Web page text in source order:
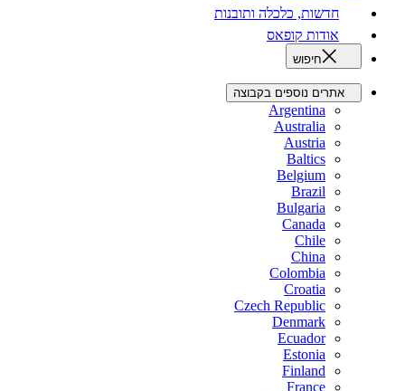
חדשות, כלכלה ותובנות
אודות קופאס
חיפוש
אתרים נוספים בקבוצה
Argentina
Australia
Austria
Baltics
Belgium
Brazil
Bulgaria
Canada
Chile
China
Colombia
Croatia
Czech Republic
Denmark
Ecuador
Estonia
Finland
France